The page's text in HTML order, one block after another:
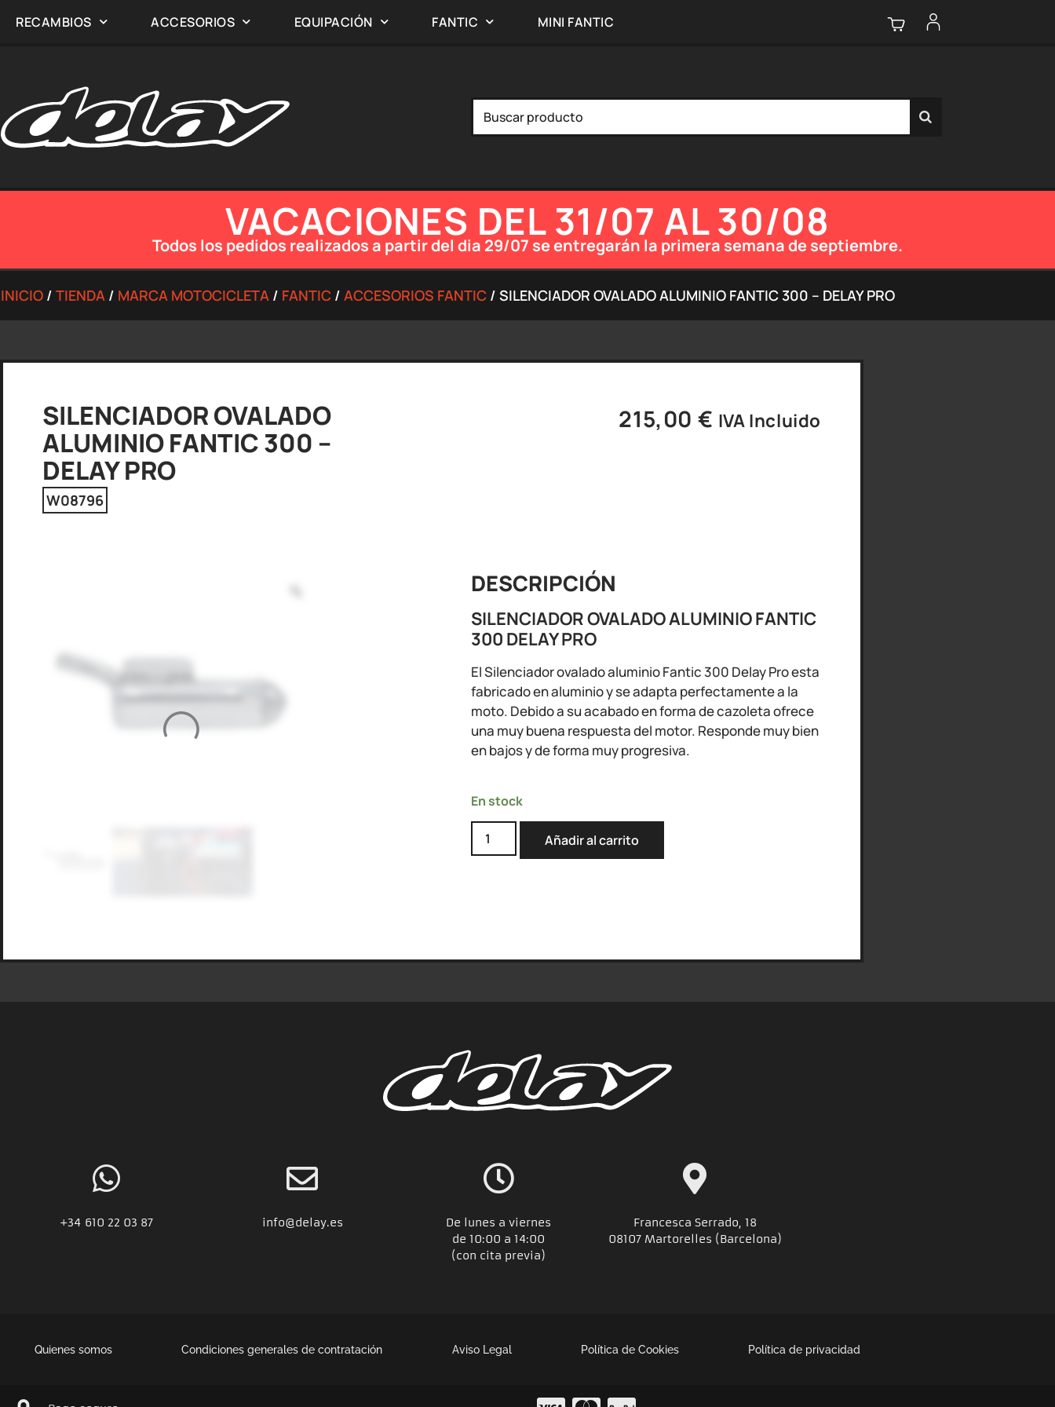
RECAMBIOS ACCESORIOS EQUIPACIÓN FANTIC MINI FANTIC
VACACIONES DEL 31/07 AL 30/08
Todos los pedidos realizados a partir del dia 29/07 se entregarán la primera semana de septiembre.
INICIO/ TIENDA/ MARCA MOTOCICLETA/ FANTIC/ ACCESORIOS FANTIC/ SILENCIADOR OVALADO ALUMINIO FANTIC 300 – DELAY PRO
SILENCIADOR OVALADO
ALUMINIO FANTIC 300 –
DELAY PRO
W08796
215,00 € IVA Incluido
DESCRIPCIÓN
SILENCIADOR OVALADO ALUMINIO FANTIC
300 DELAY PRO
El Silenciador ovalado aluminio Fantic 300 Delay Pro esta
fabricado en aluminio y se adapta perfectamente a la
moto. Debido a su acabado en forma de cazoleta ofrece
una muy buena respuesta del motor. Responde muy bien
en bajos y de forma muy progresiva.
En stock
Añadir al carrito
+34 610 22 03 87 info@delay.es
De lunes a viernes
de 10:00 a 14:00
(con cita previa)
Francesca Serrado, 18
08107 Martorelles (Barcelona)
Quienes somos Condiciones generales de contratación Aviso Legal Política de Cookies Política de privacidad